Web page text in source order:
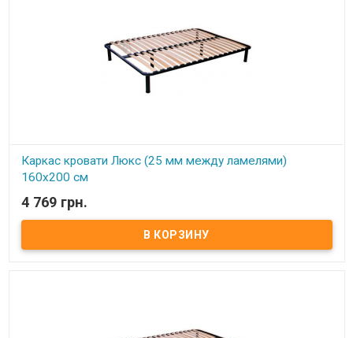
Каркас кровати Люкс (25 мм между ламелями)
160х200 см
В наличии
Каркас кровати Усиленный (25 мм между ламелями) 160х200 см ​
Размер: 160х200 см Материал ламели: бук Материал втулки:
пластик. Тип каркаса: двуспальный Ламель: количество - 20(21)
4 769 грн.